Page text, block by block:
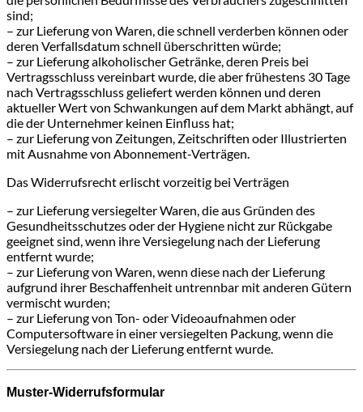
sind;
– zur Lieferung von Waren, die schnell verderben können oder
deren Verfallsdatum schnell überschritten würde;
– zur Lieferung alkoholischer Getränke, deren Preis bei
Vertragsschluss vereinbart wurde, die aber frühestens 30 Tage
nach Vertragsschluss geliefert werden können und deren
aktueller Wert von Schwankungen auf dem Markt abhängt, auf
die der Unternehmer keinen Einfluss hat;
– zur Lieferung von Zeitungen, Zeitschriften oder Illustrierten
mit Ausnahme von Abonnement-Verträgen.
Das Widerrufsrecht erlischt vorzeitig bei Verträgen
– zur Lieferung versiegelter Waren, die aus Gründen des
Gesundheitsschutzes oder der Hygiene nicht zur Rückgabe
geeignet sind, wenn ihre Versiegelung nach der Lieferung
entfernt wurde;
– zur Lieferung von Waren, wenn diese nach der Lieferung
aufgrund ihrer Beschaffenheit untrennbar mit anderen Gütern
vermischt wurden;
– zur Lieferung von Ton- oder Videoaufnahmen oder
Computersoftware in einer versiegelten Packung, wenn die
Versiegelung nach der Lieferung entfernt wurde.
Muster-Widerrufsformular